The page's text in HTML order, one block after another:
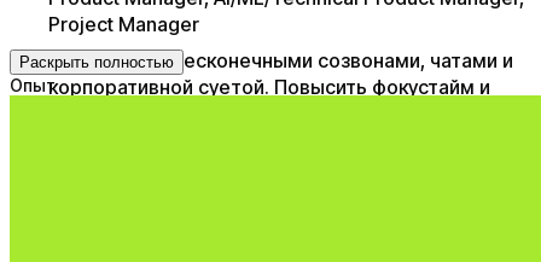
Project Manager
Совладать с бесконечными созвонами, чатами и
корпоративной суетой. Повысить фокустайм и
Раскрыть полностью
Опыт